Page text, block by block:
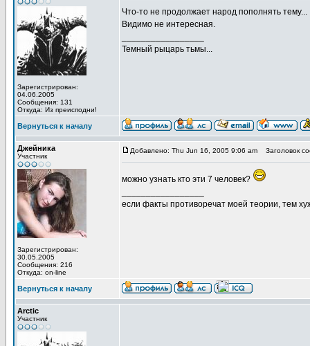
Зарегистрирован:
04.06.2005
Сообщения: 131
Откуда: Из преисподни!
Что-то не продолжает народ пополнять тему...
Видимо не интересная.
Темный рыцарь тьмы...
Вернуться к началу
Джейника
Участник
Зарегистрирован:
30.05.2005
Сообщения: 216
Откуда: on-line
Добавлено: Thu Jun 16, 2005 9:06 am Заголовок
можно узнать кто эти 7 человек?
если факты противоречат моей теории, тем
Вернуться к началу
Arctic
Участник